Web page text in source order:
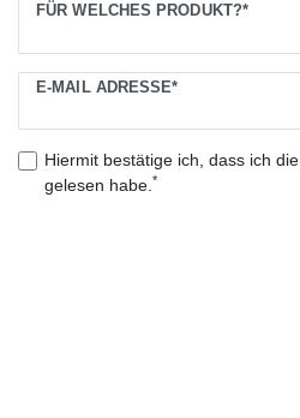
FÜR WELCHES PRODUKT?*
E-MAIL ADRESSE*
Hiermit bestätige ich, dass ich die
gelesen habe. *